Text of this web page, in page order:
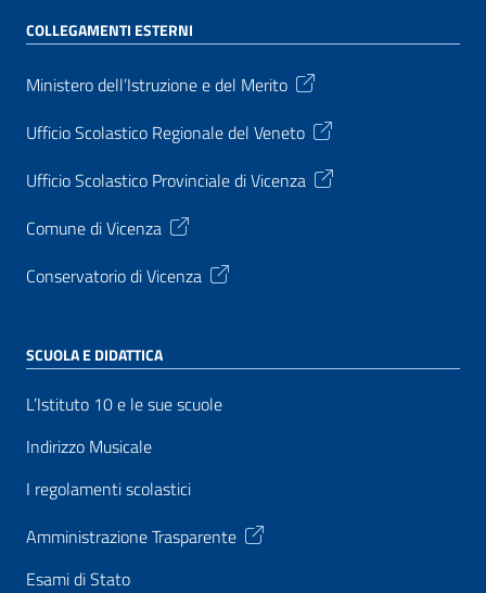
COLLEGAMENTI ESTERNI
Ministero dell’Istruzione e del Merito
Ufficio Scolastico Regionale del Veneto
Ufficio Scolastico Provinciale di Vicenza
Comune di Vicenza
Conservatorio di Vicenza
SCUOLA E DIDATTICA
L’Istituto 10 e le sue scuole
Indirizzo Musicale
I regolamenti scolastici
Amministrazione Trasparente
Esami di Stato